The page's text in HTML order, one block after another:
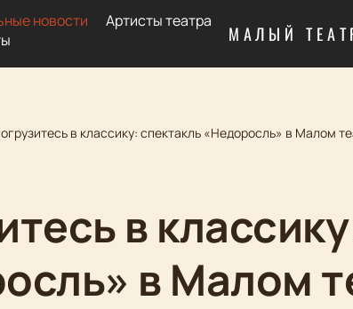
МАЛЫЙ
новости
Артисты театра
в классику: спектакль «Недоросль» в Малом
в
в Малом